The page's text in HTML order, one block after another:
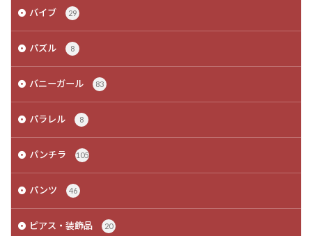
バイブ 29
パズル 8
バニーガール 83
パラレル 8
パンチラ 105
パンツ 46
ピアス・装飾品 20